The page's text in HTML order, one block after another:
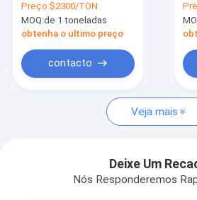
Solicite um orçamento
tubulação 316l de aço inoxidável
tubulação 304 de aço inoxidável
os ss sem emenda conduzem
6mm 1/4 de folha de
aço inoxidável do
calibre 304 dos furos
Preço:$2300/TON
MOQ:de 1 toneladas
obtenha o ultimo preço
contacto
Veja mais
Deixe Um
Nós Responderemos